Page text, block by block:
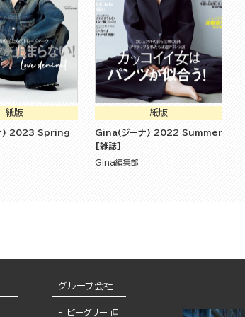
紙版
) 2023 Spring
紙版
Gina(ジーナ) 2022 Summer
[雑誌]
Gina編集部
グループ会社
ビーグリー